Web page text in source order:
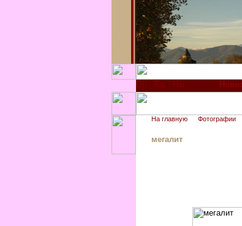
На главную Фотографии
мегалит